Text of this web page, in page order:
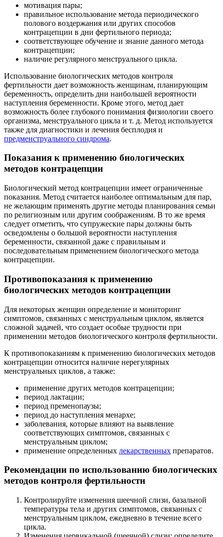
мотивация пары;
правильное использование метода периодического
полового воздержания или других способов
контрацепции в дни фертильного периода;
соответствующее обучение и знание данного метода
контрацепции;
наличие регулярного менструального цикла.
Использование биологических методов контроля
фертильности дает возможность женщинам, планирующим
беременность, определить дни наибольшей вероятности
наступления беременности. Кроме этого, метод дает
возможность более глубокого понимания физиологии своего
организма, менструального цикла и т. д. Метод используется
также для диагностики и лечения бесплодия и
предменструального синдрома.
Показания к применению биологических
методов контрацепции
Биологический метод контрацепции имеет ограниченные
показания. Метод считается наиболее оптимальным для пар,
не желающим применять другие методы планирования семьи
по религиозным или другим соображениям. В то же время
следует отметить, что супружеские пары должны быть
осведомлены о большой вероятности наступления
беременности, связанной даже с правильным и
последовательным применением биологического метода
контрацепции.
Противопоказания к применению
биологических методов контрацепции
Для некоторых женщин определение и мониторинг
симптомов, связанных с менструальным циклом, является
сложной задачей, что создает особые трудности при
применении методов биологического контроля фертильности.
К противопоказаниям к применению биологических методов
контрацепции относится наличие нерегулярных
менструальных циклов, а также:
применение других методов контрацепции;
период лактации;
период пременопаузы;
период до наступления менархе;
заболевания, которые влияют на выявление
соответствующих симптомов, связанных с
менструальным циклом;
применение определенных лекарственных препаратов.
Рекомендации по использованию биологических
методов контроля фертильности
Контролируйте изменения шеечной слизи, базальной
температуры тела и других симптомов, связанных с
менструальным циклом, ежедневно в течение всего
цикла.